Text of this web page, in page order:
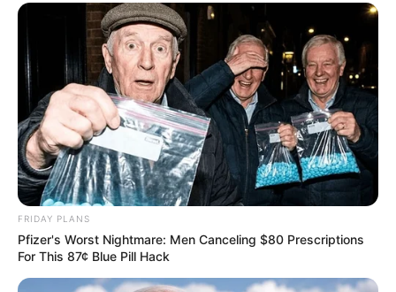
E-mail
Mensagem*
BUSCAR
FRIDAY PLANS
Pfizer's Worst Nightmare: Men Canceling $80 Prescriptions
For This 87¢ Blue Pill Hack